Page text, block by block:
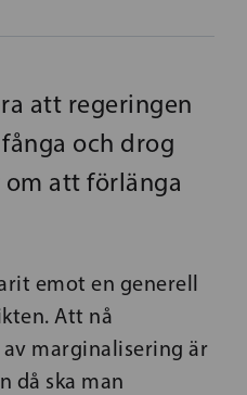
att regeringen
och drog
att förlänga
emot en generell
Att nå
marginalisering är
då ska man